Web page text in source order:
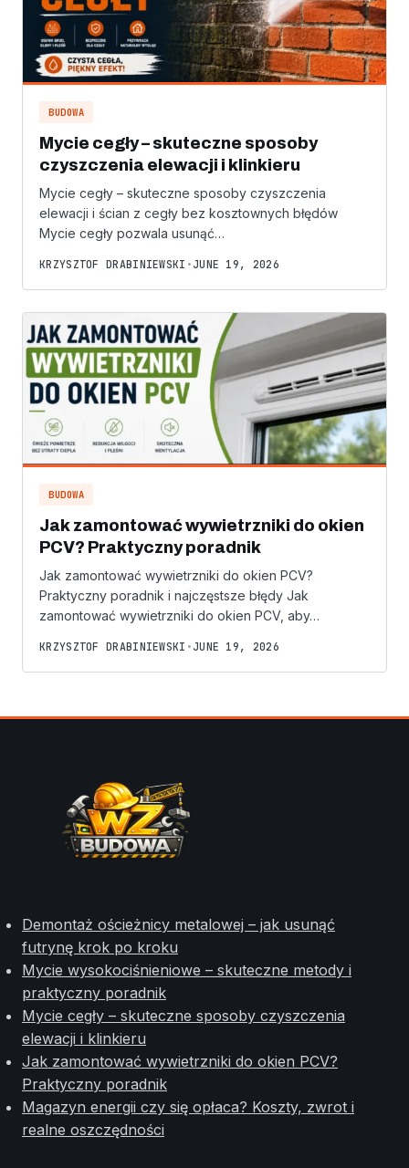
BUDOWA
Mycie cegły – skuteczne sposoby
czyszczenia elewacji i klinkieru
Mycie cegły – skuteczne sposoby czyszczenia
elewacji i ścian z cegły bez kosztownych błędów
Mycie cegły pozwala usunąć…
KRZYSZTOF DRABINIEWSKI • JUNE 19, 2026
BUDOWA
Jak zamontować wywietrzniki do okien
PCV? Praktyczny poradnik
Jak zamontować wywietrzniki do okien PCV?
Praktyczny poradnik i najczęstsze błędy Jak
zamontować wywietrzniki do okien PCV, aby…
KRZYSZTOF DRABINIEWSKI • JUNE 19, 2026
Demontaż ościeżnicy metalowej – jak usunąć
futrynę krok po kroku
Mycie wysokociśnieniowe – skuteczne metody i
praktyczny poradnik
Mycie cegły – skuteczne sposoby czyszczenia
elewacji i klinkieru
Jak zamontować wywietrzniki do okien PCV?
Praktyczny poradnik
Magazyn energii czy się opłaca? Koszty, zwrot i
realne oszczędności